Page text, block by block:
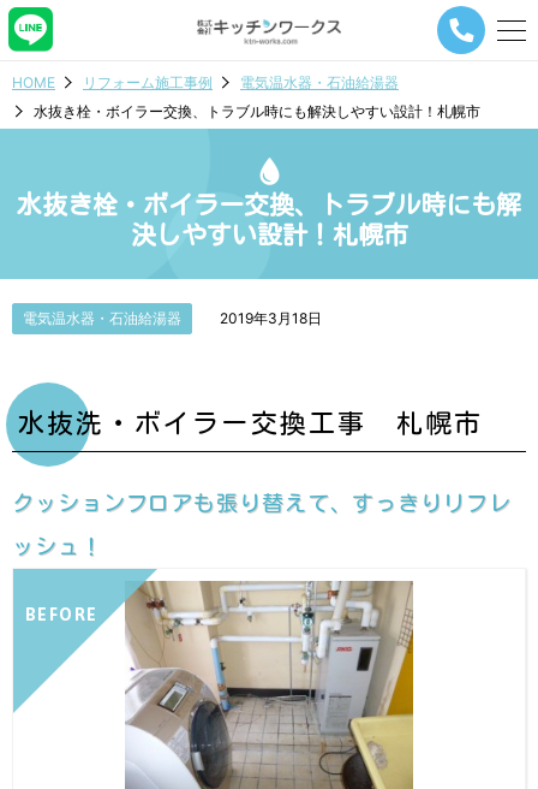
メ
ナ
ー
シ
ボ
HOME リフォーム施工事例
電気温水器・石油給湯器
水抜き栓・ボイラー交換、トラブル時にも解決しやすい設計！札幌市
水抜き栓・ボイラー交換、トラブル時にも解
決しやすい設計！札幌市
電気温水器・石油給湯器 2019年3月18日
水抜洗・ボイラー交換工事 札幌市
クッションフロアも張り替えて、すっきりリフレ
ッシュ！
BEFORE